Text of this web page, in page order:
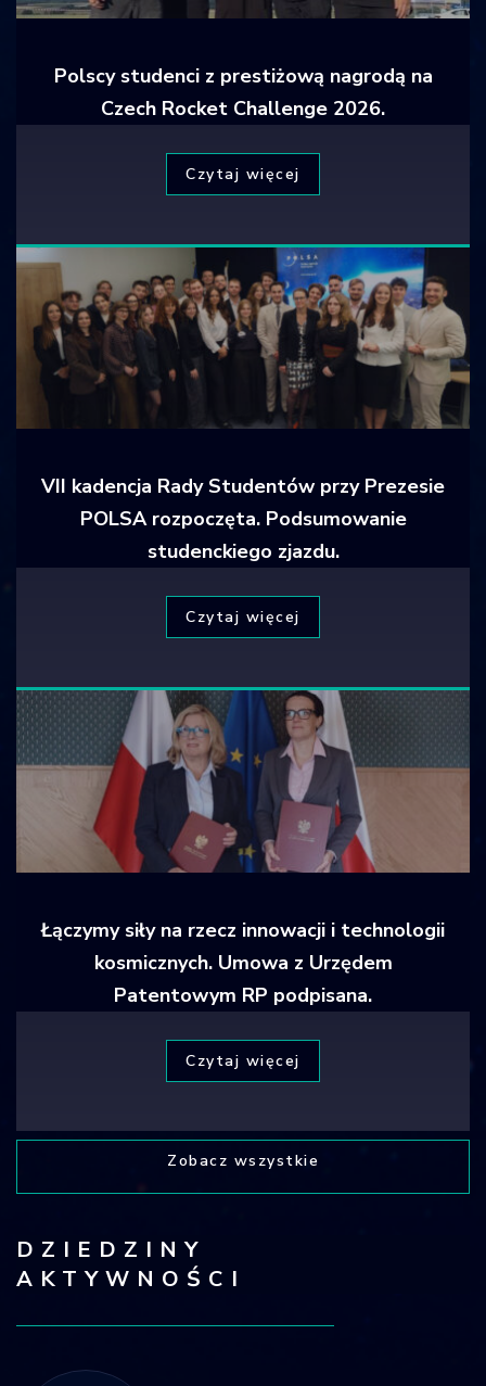
Polscy studenci z prestiżową nagrodą na
Czech Rocket Challenge 2026.
Czytaj więcej
VII kadencja Rady Studentów przy Prezesie
POLSA rozpoczęta. Podsumowanie
studenckiego zjazdu.
Czytaj więcej
Łączymy siły na rzecz innowacji i technologii
kosmicznych. Umowa z Urzędem
Patentowym RP podpisana.
Czytaj więcej
Zobacz wszystkie
DZIEDZINY
AKTYWNOŚCI